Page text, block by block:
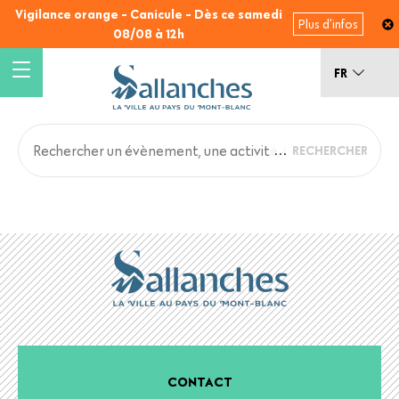
Aller
contenu
principal
Vigilance orange - Canicule - Dès ce samedi
08/08 à 12h
Plus d'infos
FR
navigation
top
CONTACT